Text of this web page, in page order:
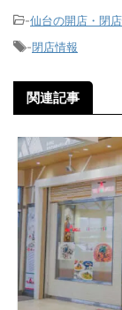
-仙台の開店・閉
-閉店情報
関連記事